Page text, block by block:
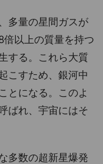
多量の星間ガスが
以上の質量を持つ
する。これら大質
こすため、銀河中
とになる。このよ
ばれ、宇宙にはそ
多数の超新星爆発